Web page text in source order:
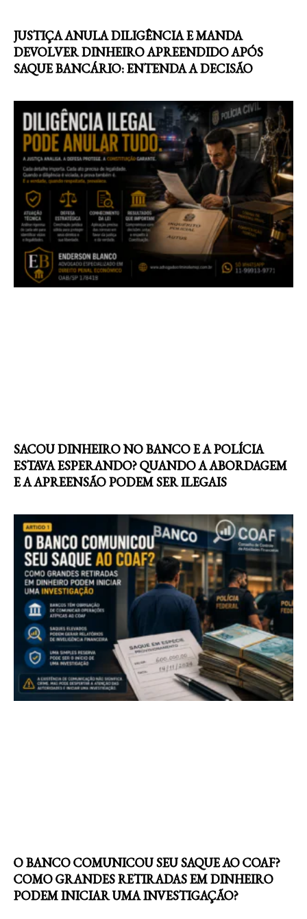
JUSTIÇA ANULA DILIGÊNCIA E MANDA
DEVOLVER DINHEIRO APREENDIDO APÓS
SAQUE BANCÁRIO: ENTENDA A DECISÃO
SACOU DINHEIRO NO BANCO E A POLÍCIA
ESTAVA ESPERANDO? QUANDO A ABORDAGEM
E A APREENSÃO PODEM SER ILEGAIS
O BANCO COMUNICOU SEU SAQUE AO COAF?
COMO GRANDES RETIRADAS EM DINHEIRO
PODEM INICIAR UMA INVESTIGAÇÃO?